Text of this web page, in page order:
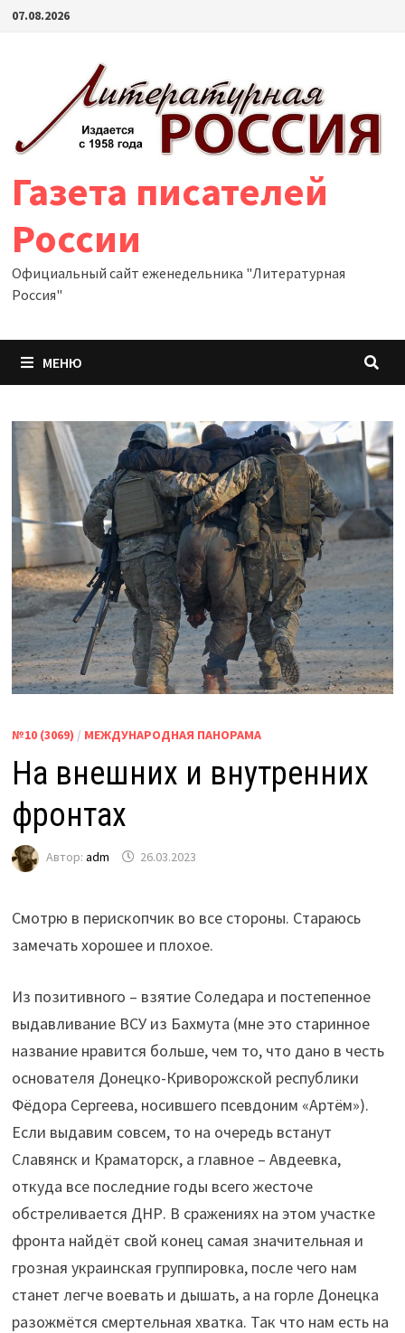
Перейти
07.08.2026
Газета писателей
России
Официальный сайт еженедельника "Литературная
Россия"
МЕНЮ
№10 (3069) / МЕЖДУНАРОДНАЯ ПАНОРАМА
На внешних и внутренних
фронтах
Автор: adm 26.03.2023
Смотрю в перископчик во все стороны. Стараюсь
замечать хорошее и плохое.
Из позитивного – взятие Соледара и постепенное
выдавливание ВСУ из Бахмута (мне это старинное
название нравится больше, чем то, что дано в честь
основателя Донецко-Криворожской республики
Фёдора Сергеева, носившего псевдоним «Артём»).
Если выдавим совсем, то на очередь встанут
Славянск и Краматорск, а главное – Авдеевка,
откуда все последние годы всего жесточе
обстреливается ДНР. В сражениях на этом участке
фронта найдёт свой конец самая значительная и
грозная украинская группировка, после чего нам
станет легче воевать и дышать, а на горле Донецка
разожмётся смертельная хватка. Так что нам есть на